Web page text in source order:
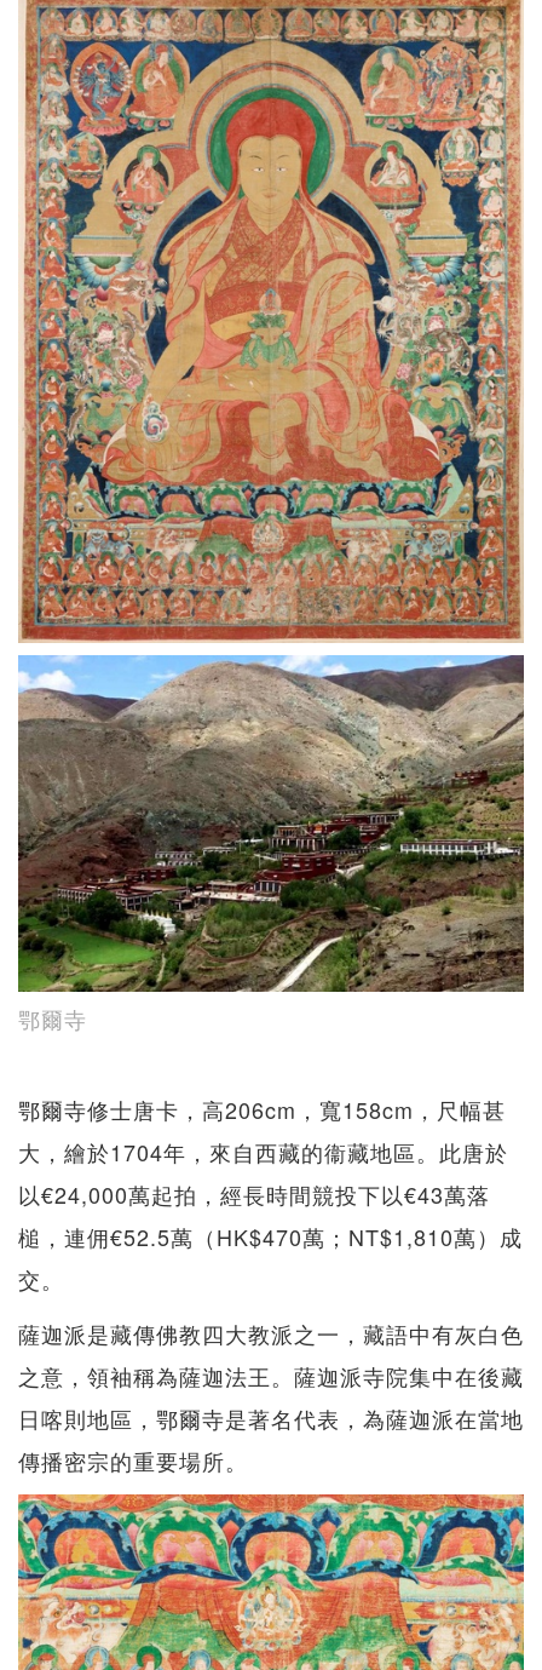
鄂爾寺
鄂爾寺修士唐卡，高206cm，寬158cm，尺幅甚
大，繪於1704年，來自西藏的衞藏地區。此唐於
以€24,000萬起拍，經長時間競投下以€43萬落
槌，連佣€52.5萬（HK$470萬；NT$1,810萬）成
交。
薩迦派是藏傳佛教四大教派之一，藏語中有灰白色
之意，領袖稱為薩迦法王。薩迦派寺院集中在後藏
日喀則地區，鄂爾寺是著名代表，為薩迦派在當地
傳播密宗的重要場所。